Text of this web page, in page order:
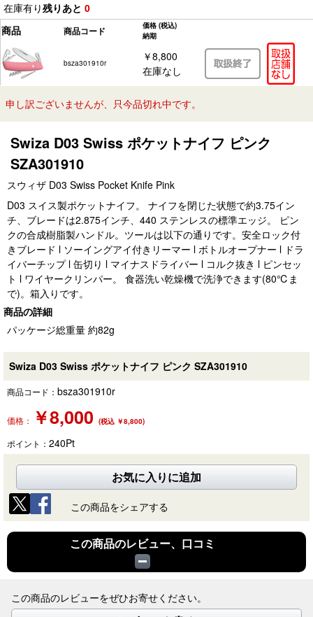
在庫有り残りあと 0
商品
商品コード 価格 (税込)
納期
bsza301910r
￥8,800
在庫なし
申し訳ございませんが、只今品切れ中です。
Swiza D03 Swiss ポケットナイフ ピンク
SZA301910
スウィザ D03 Swiss Pocket Knife Pink
D03 スイス製ポケットナイフ。 ナイフを閉じた状態で約3.75イン
チ、ブレードは2.875インチ、440 ステンレスの標準エッジ。 ピン
クの合成樹脂製ハンドル。ツールは以下の通りです。安全ロック付
きブレード l ソーイングアイ付きリーマー l ボトルオープナー l ドラ
イバーチップ l 缶切り l マイナスドライバー l コルク抜き l ピンセッ
ト l ワイヤークリンパー。 食器洗い乾燥機で洗浄できます(80℃ま
で)。箱入りです。
商品の詳細
パッケージ総重量 約82g
Swiza D03 Swiss ポケットナイフ ピンク SZA301910
商品コード： bsza301910r
価格： ￥8,000 (税込 ￥8,800)
ポイント： 240Pt
お気に入りに追加
この商品をシェアする
この商品のレビュー、口コミ
この商品のレビューをぜひお寄せください。